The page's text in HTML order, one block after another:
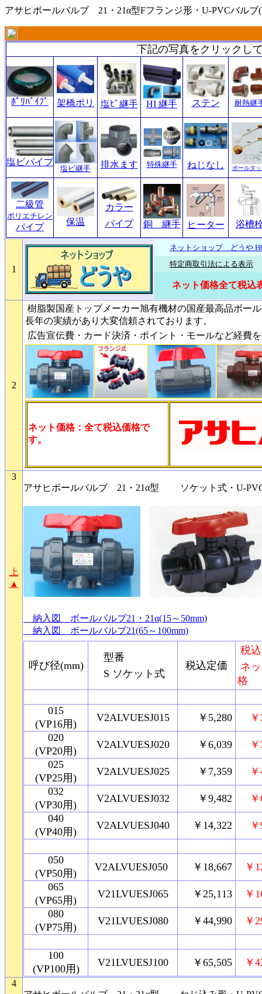
アサヒボールバルブ 21・21α型Fフランジ形・U-PVCバルブ
下記の写真をクリックし
ﾎﾟﾘﾊﾟｲﾌﾟ 架橋ポリ 塩ﾋﾞ継手 HI 継手 ステン 耐熱継
塩ビパイプ
塩ビ継手 排水ます 特殊継手 ねじなし ボールタ
二級管
ポリエチレン
パイプ
保温
カラー
パイプ
銅 継手 ヒーター 浴槽
1
ネットショップ どうや
特定商取引法による表示
ネット価格全て税込
2
樹脂製国産 トップメーカー旭有機材の国産最高品ボー
長年の実績があり大変信頼されております。
広告宣伝費・カード決済・ポイント・モールなど経費
ネット価格：全て税込価格で
す。
3
上
▲
アサヒボールバルブ 21・21α型 ソケット式・U-
納入図 ボールバルブ21・21α(15～50mm)
納入図 ボールバルブ21(65～100mm)
呼び径(mm)
型番
S ソケット式
税込定価
税込
ネ
格
015
(VP16用)
V2ALVUESJ015 ￥5,280
020
(VP20用)
V2ALVUESJ020 ￥6,039
025
(VP25用)
V2ALVUESJ025 ￥7,359
032
(VP30用)
V2ALVUESJ032 ￥9,482
040
(VP40用)
V2ALVUESJ040 ￥14,322
050
(VP50用)
V2ALVUESJ050 ￥18,667
￥
065
(VP65用)
V21LVUESJ065 ￥25,113
￥
080
(VP75用)
V21LVUESJ080 ￥44,990 ￥
100
(VP100用)
V21LVUESJ100 ￥65,505 ￥
4